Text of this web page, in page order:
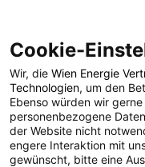
Cookie-
Wir, die Wien Energie
Technologien, um den
Ebenso würden wir
personenbezogene
der Website nicht
engere Interaktion mit
gewünscht, bitte eine